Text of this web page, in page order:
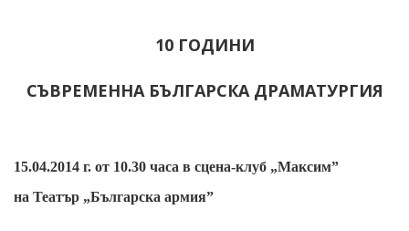
10 ГОДИНИ
СЪВРЕМЕННА БЪЛГАРСКА ДРАМАТУРГИЯ
15.04.2014 г. от 10.30 часа в сцена-клуб „Максим”
на Театър „Българска армия”